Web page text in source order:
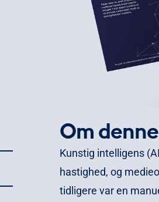
Om
Kunstig intelligens
hastighed, og
tidligere var en